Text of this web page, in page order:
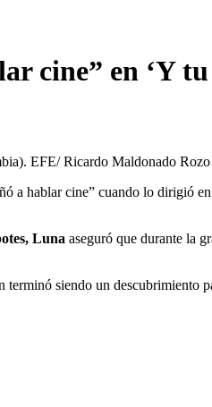
cine” en ‘Y
EFE/ Ricardo Maldonado Rozo
a hablar cine” cuando lo dirigió
Luna aseguró que durante la
siendo un descubrimiento